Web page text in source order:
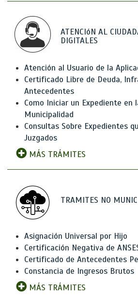
ATENCIóN AL
DIGITALES
Atención al Usuario de la
Certificado Libre de Deuda,
Antecedentes
Como Iniciar un Expediente en
Municipalidad
Consultas Sobre Expedientes
Juzgados
MÁS TRÁMITES
TRAMITES NO
Asignación Universal por Hijo
Certificación Negativa de
Certificado de Antecedentes
Constancia de Ingresos Brutos
MÁS TRÁMITES